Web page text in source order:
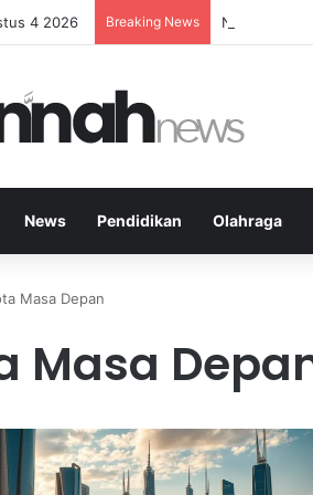
4 2026 Breaking News Nutrisi yang
News Pendidikan Olahraga
Masa Depan
Masa